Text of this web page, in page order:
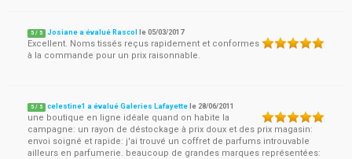
5 / 5 Josiane a évalué Rascol le05/03/2017
Excellent. Noms tissés reçus rapidement et conformes
à la commande pour un prix raisonnable.
5 / 5 celestine1 a évalué Galeries Lafayette le 28/06/2011
une boutique en ligne idéale quand on habite la
campagne: un rayon de déstockage à prix doux et des prix magasin:
envoi soigné et rapide: j'ai trouvé un coffret de parfums introuvable
ailleurs en parfumerie. beaucoup de grandes marques représentées: